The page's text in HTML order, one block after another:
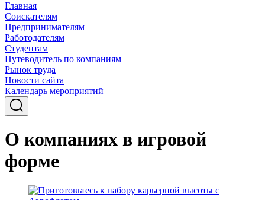
Главная
Соискателям
Предпринимателям
Работодателям
Студентам
Путеводитель по компаниям
Рынок труда
Новости сайта
Календарь мероприятий
О компаниях в игровой
форме